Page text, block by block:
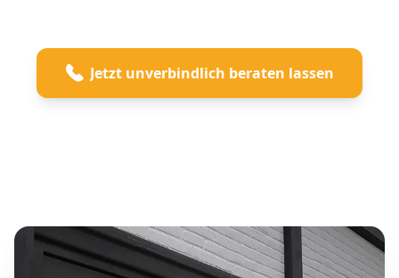
Jetzt unverbindlich beraten lassen